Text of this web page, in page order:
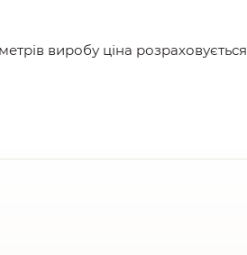
виробу ціна розраховується